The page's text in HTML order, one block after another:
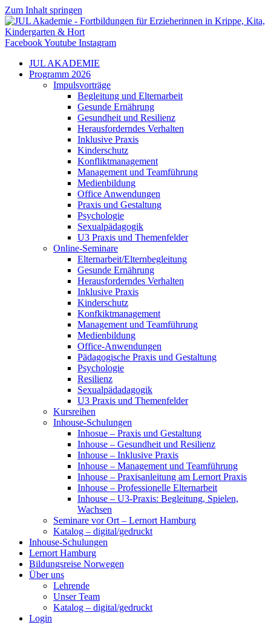
Zum Inhalt springen
FacebookYoutube Instagram
JUL AKADEMIE
Programm 2026
Impulsvorträge
Begleitung und Elternarbeit
Gesunde Ernährung
Gesundheit und Resilienz
Herausforderndes Verhalten
Inklusive Praxis
Kinderschutz
Konfliktmanagement
Management und Teamführung
Medienbildung
Office Anwendungen
Praxis und Gestaltung
Psychologie
Sexualpädagogik
U3 Praxis und Themenfelder
Online-Seminare
Elternarbeit/Elternbegleitung
Gesunde Ernährung
Herausforderndes Verhalten
Inklusive Praxis
Kinderschutz
Konfkiktmanagement
Management und Teamführung
Medienbildung
Office-Anwendungen
Pädagogische Praxis und Gestaltung
Psychologie
Resilienz
Sexualpädadagogik
U3 Praxis und Themenfelder
Kursreihen
Inhouse-Schulungen
Inhosue – Praxis und Gestaltung
Inhouse – Gesundheit und Resilienz
Inhouse – Inklusive Praxis
Inhouse – Management und Teamführung
Inhouse – Praxisanleitung am Lernort Praxis
Inhouse – Professionelle Elternarbeit
Inhouse – U3-Praxis: Begleitung, Spielen,
Wachsen
Seminare vor Ort – Lernort Hamburg
Katalog – digital/gedruckt
Inhouse-Schulungen
Lernort Hamburg
Bildungsreise Norwegen
Über uns
Lehrende
Unser Team
Katalog – digital/gedruckt
Login